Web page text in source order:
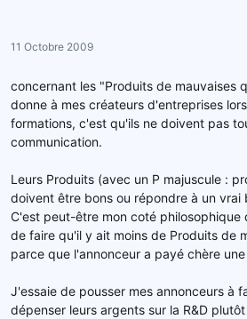
11 Octobre 2009
concernant les "Produits de mauvaises
donne à mes créateurs d'entreprises
formations, c'est qu'ils ne doivent pas
communication.
Leurs Produits (avec un P majuscule :
doivent être bons ou répondre à un vrai
C'est peut-être mon coté philosophique
de faire qu'il y ait moins de Produits de
parce que l'annonceur a payé chère
J'essaie de pousser mes annonceurs à
dépenser leurs argents sur la R&D